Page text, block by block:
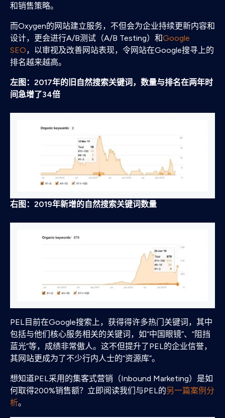
和销售策略。
而Oxygen的网站建立服务，不但会为企业持续更新内容和
设计，更会进行A/B测试（A/B Testing）和Google
SEO，以审视及改善网站表现，令网站在Google搜寻上的
排名越来越高。
左图：2017年的旧自然搜索关键词，数量与排名在两年时
间急增了34倍
右图：2019年新增的自然搜索关键词数量
PEL目前在Google搜索上，获得得许多热门关键词，其中
包括与他们核心服务相关的关键词，如“中国眼镜”、“阻挡
蓝光”等，成绩非常傲人。这不但提升了PEL的企业信誉，
其网站更成为了不少行内人士的“资源库”。
想知道PEL采用的集客式营销（Inbound Marketing）是如
何取得200%销售额？立即阅读我们与PEL的另一篇案例分
析。